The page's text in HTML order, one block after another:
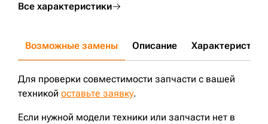
Все характеристики
Возможные замены Описание Характеристики
Для проверки совместимости запчасти с вашей
техникой оставьте заявку.
Если нужной модели техники или запчасти нет в